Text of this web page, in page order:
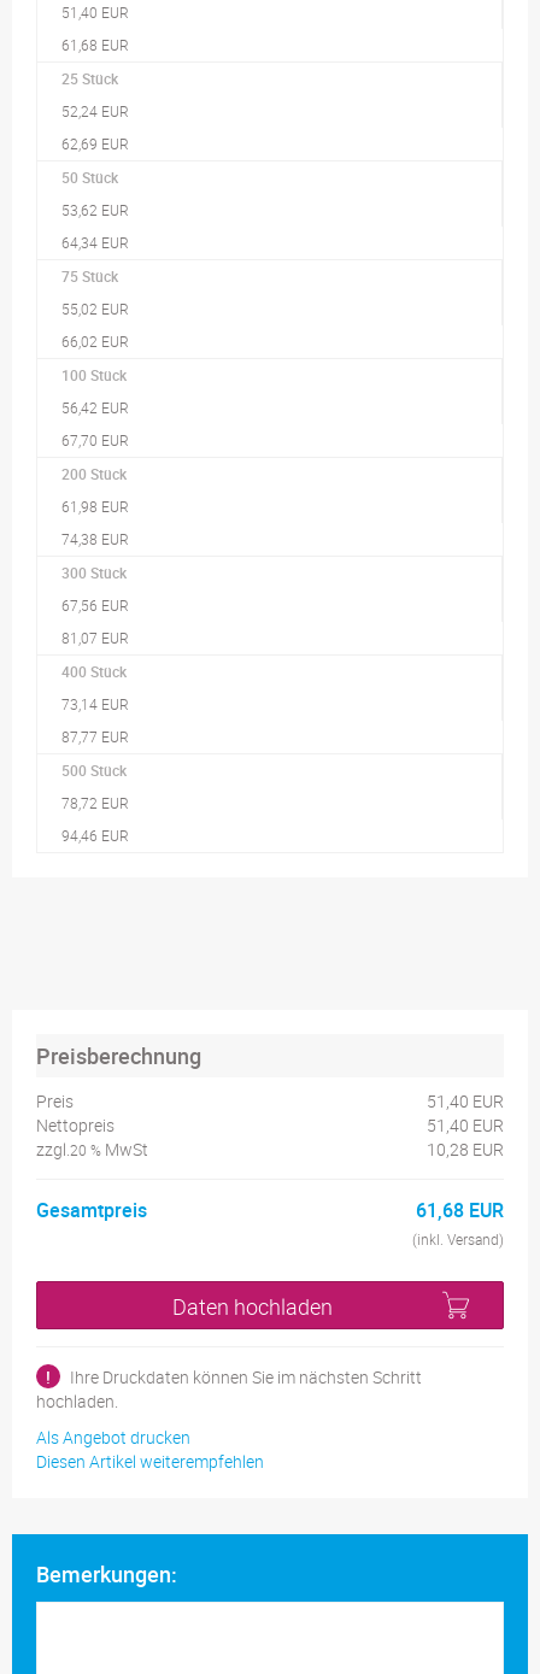
51,40 EUR
61,68 EUR
25 Stück
52,24 EUR
62,69 EUR
50 Stück
53,62 EUR
64,34 EUR
75 Stück
55,02 EUR
66,02 EUR
100 Stück
56,42 EUR
67,70 EUR
200 Stück
61,98 EUR
74,38 EUR
300 Stück
67,56 EUR
81,07 EUR
400 Stück
73,14 EUR
87,77 EUR
500 Stück
78,72 EUR
94,46 EUR
Preisberechnung
Preis
51,40 EUR
Nettopreis
51,40 EUR
zzgl.20 % MwSt 10,28 EUR
Gesamtpreis 61,68 EUR
(inkl. Versand)
Daten hochladen
!
Ihre Druckdaten können Sie im nächsten Schritt
hochladen.
Als Angebot drucken
Diesen Artikel weiterempfehlen
Bemerkungen: